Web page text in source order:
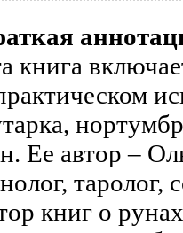
книга
Ее автор –
книг о